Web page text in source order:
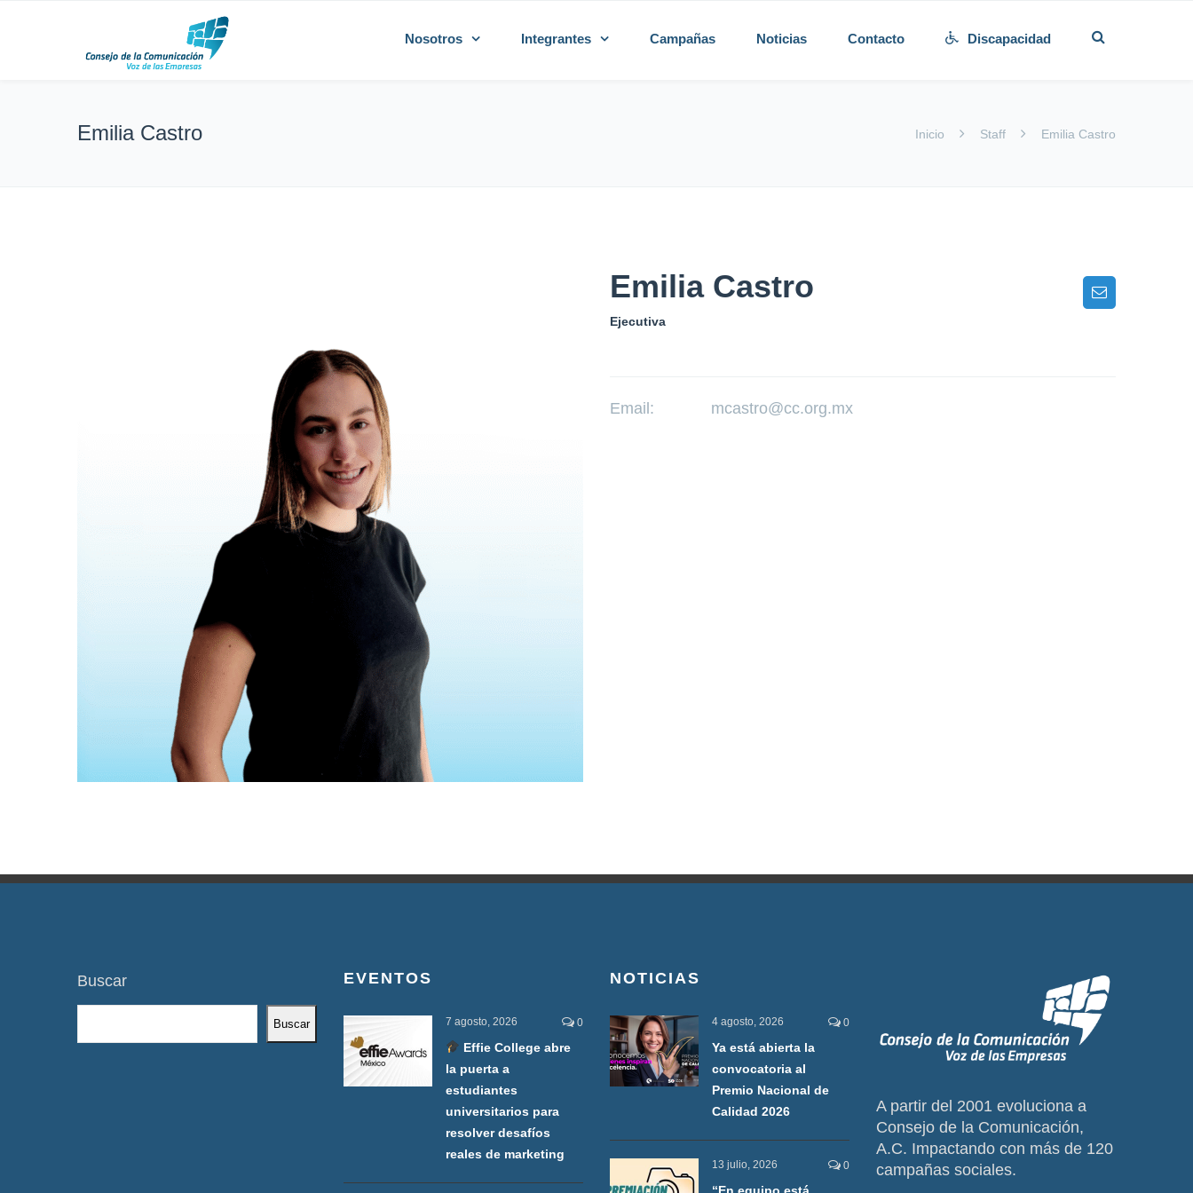
Nosotros Integrantes Campañas Noticias Contacto Discapacidad
Emilia Castro Inicio Staff Emilia Castro
Emilia Castro
Ejecutiva
Email: mcastro@cc.org.mx
Buscar
Buscar
EVENTOS
7 agosto, 2026 0
Effie College abre
la puerta a
estudiantes
universitarios para
resolver desafíos
reales de marketing
NOTICIAS
4 agosto, 2026 0
Ya está abierta la
convocatoria al
Premio Nacional de
Calidad 2026
13 julio, 2026 0
A partir del 2001 evoluciona a
Consejo de la Comunicación,
A.C. Impactando con más de 120
campañas sociales.